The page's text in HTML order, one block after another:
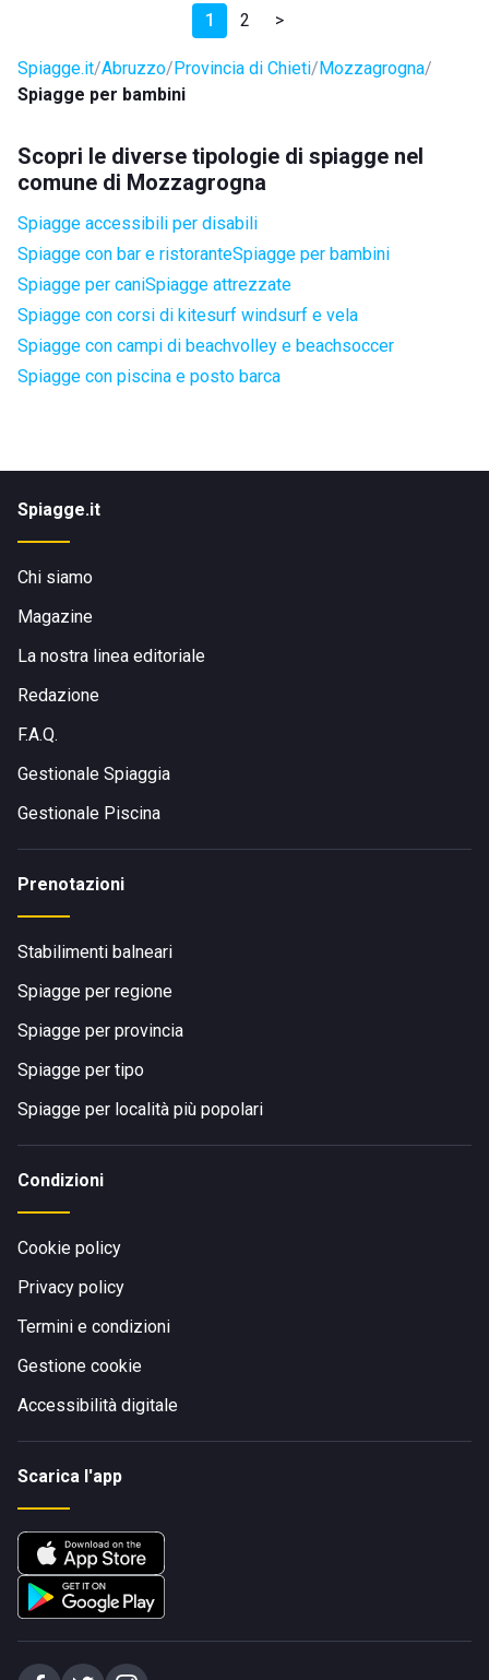
1 2 >
Spiagge.it Abruzzo Provincia di Chieti Mozzagrogna
Spiagge per bambini
Scopri le diverse tipologie di spiagge nel
comune di Mozzagrogna
Spiagge accessibili per disabili
Spiagge con bar e ristoranteSpiagge per bambini
Spiagge per caniSpiagge attrezzate
Spiagge con corsi di kitesurf windsurf e vela
Spiagge con campi di beachvolley e beachsoccer
Spiagge con piscina e posto barca
Spiagge.it
Chi siamo
Magazine
La nostra linea editoriale
Redazione
F.A.Q.
Gestionale Spiaggia
Gestionale Piscina
Prenotazioni
Stabilimenti balneari
Spiagge per regione
Spiagge per provincia
Spiagge per tipo
Spiagge per località più popolari
Condizioni
Cookie policy
Privacy policy
Termini e condizioni
Gestione cookie
Accessibilità digitale
Scarica l'app